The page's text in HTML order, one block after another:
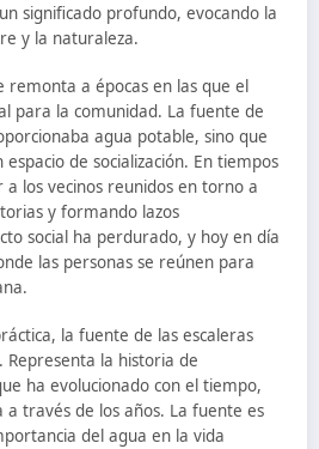
significado profundo, evocando la
y la naturaleza.
remonta a épocas en las que el
para la comunidad. La fuente de
agua potable, sino que
de socialización. En tiempos
los vecinos reunidos en torno a
y formando lazos
social ha perdurado, y hoy en día
las personas se reúnen para
la fuente de las escaleras
la historia de
ha evolucionado con el tiempo,
a través de los años. La fuente es
del agua en la vida